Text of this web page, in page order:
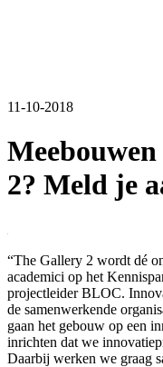
11-10-2018
2? Meld je
“The Gallery 2 wordt dé
academici op het
projectleider BLOC.
de samenwerkende
gaan het gebouw op een
inrichten dat we
Daarbij werken we graag